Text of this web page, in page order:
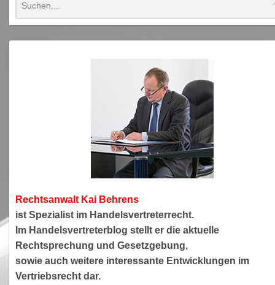
Rechtsanwalt Kai Behrens
ist Spezialist im Handelsvertreterrecht.
Im Handelsvertreterblog stellt er die aktuelle
Rechtsprechung und Gesetzgebung,
sowie auch weitere interessante Entwicklungen im
Vertriebsrecht dar.